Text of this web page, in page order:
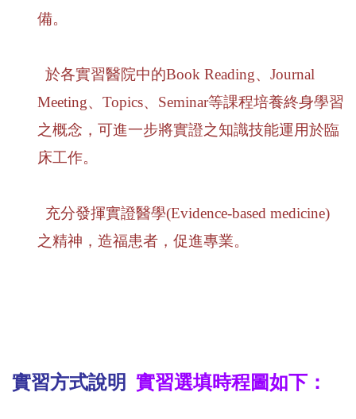
備。
於各實習醫院中的Book Reading、 Journal
Meeting、 Topics、 Seminar等課程培養終身學習
之概念，可進一步將實證之知識技能運用於臨
床工作。
充分發揮實證醫學(Evidence-based medicine)
之精神，造福患者，促進專業。
實習方式說明 實習選填時程圖如下：